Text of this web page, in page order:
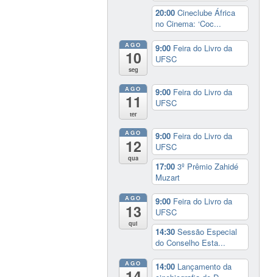
20:00Cineclube África
no Cinema: ‘Coc...
AGO
10
seg
9:00 Feira do Livro da
UFSC
AGO
11
ter
9:00 Feira do Livro da
UFSC
AGO
12
qua
9:00 Feira do Livro da
UFSC
17:003º Prêmio Zahidé
Muzart
AGO
13
qui
9:00 Feira do Livro da
UFSC
14:30Sessão Especial
do Conselho Esta...
AGO 14:00 Lançamento da